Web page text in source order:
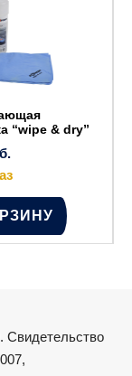
“wipe & dry”
Свидетельство